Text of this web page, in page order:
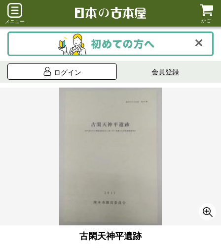
メニュー かご
ログイン 会員登録
古閑天神平遺跡